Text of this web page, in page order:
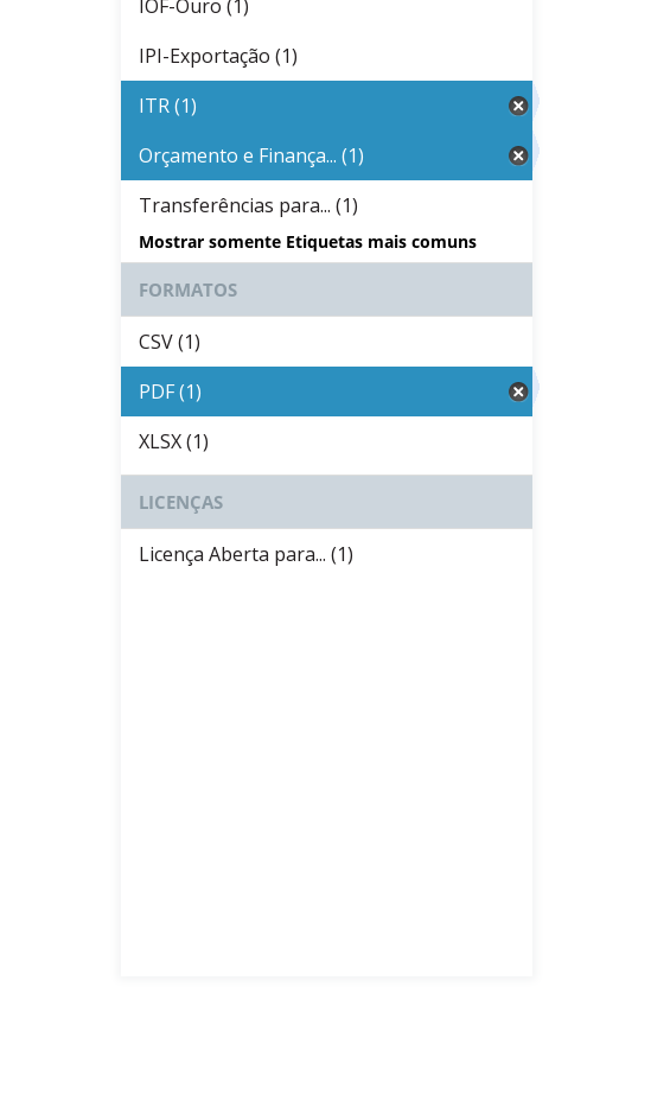
IOF-Ouro (1)
IPI-Exportação (1)
ITR (1)
Orçamento e Finança... (1)
Transferências para... (1)
Mostrar somente Etiquetas mais comuns
FORMATOS
CSV (1)
PDF (1)
XLSX (1)
LICENÇAS
Licença Aberta para... (1)